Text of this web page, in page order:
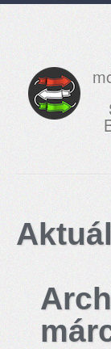
OKTATÁS
AKTUÁLIS
GALÉRIA